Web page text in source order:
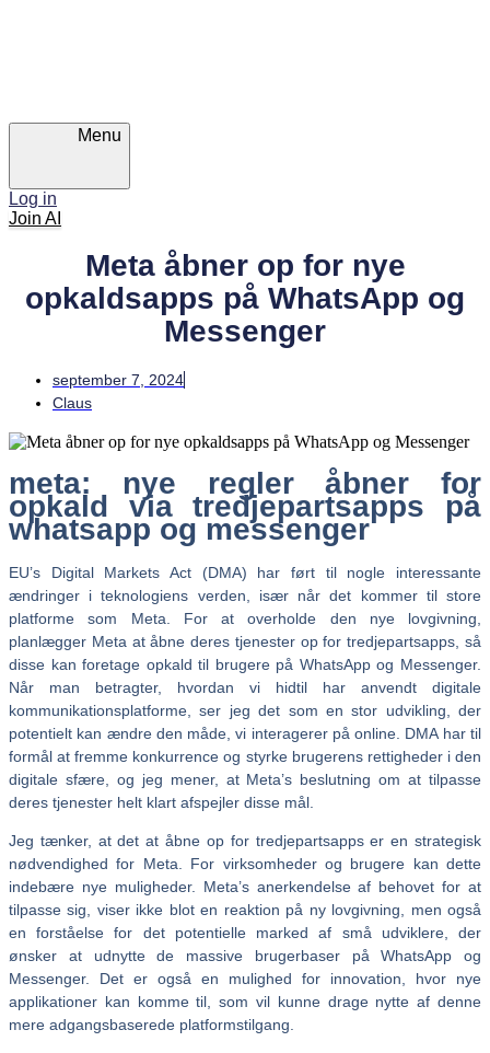
Menu
Log in
Join AI
Meta åbner op for nye
opkaldsapps på WhatsApp og
Messenger
september 7, 2024
Claus
meta: nye regler åbner for
opkald via tredjepartsapps på
whatsapp og messenger
EU’s Digital Markets Act (DMA) har ført til nogle interessante
ændringer i teknologiens verden, især når det kommer til store
platforme som Meta. For at overholde den nye lovgivning,
planlægger Meta at åbne deres tjenester op for tredjepartsapps, så
disse kan foretage opkald til brugere på WhatsApp og Messenger.
Når man betragter, hvordan vi hidtil har anvendt digitale
kommunikationsplatforme, ser jeg det som en stor udvikling, der
potentielt kan ændre den måde, vi interagerer på online. DMA har til
formål at fremme konkurrence og styrke brugerens rettigheder i den
digitale sfære, og jeg mener, at Meta’s beslutning om at tilpasse
deres tjenester helt klart afspejler disse mål.
Jeg tænker, at det at åbne op for tredjepartsapps er en strategisk
nødvendighed for Meta. For virksomheder og brugere kan dette
indebære nye muligheder. Meta’s anerkendelse af behovet for at
tilpasse sig, viser ikke blot en reaktion på ny lovgivning, men også
en forståelse for det potentielle marked af små udviklere, der
ønsker at udnytte de massive brugerbaser på WhatsApp og
Messenger. Det er også en mulighed for innovation, hvor nye
applikationer kan komme til, som vil kunne drage nytte af denne
mere adgangsbaserede platformstilgang.